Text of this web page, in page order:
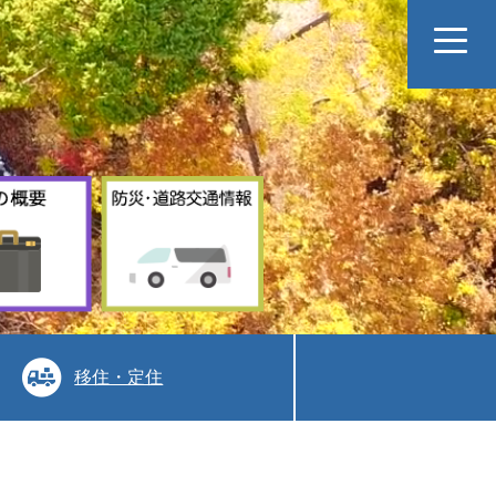
村
の
概
要
防
災
道
路
交
通
情
移住・定住